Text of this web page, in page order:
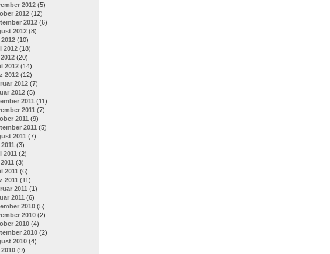
2012 (5)
2012 (12)
2012 (6)
2012 (8)
(10)
2012 (18)
(20)
2012 (14)
2012 (12)
2012 (7)
2012 (5)
2011 (11)
2011 (7)
2011 (9)
2011 (5)
2011 (7)
(3)
2011 (2)
(3)
2011 (6)
2011 (11)
2011 (1)
2011 (6)
2010 (5)
2010 (2)
2010 (4)
2010 (2)
2010 (4)
(9)